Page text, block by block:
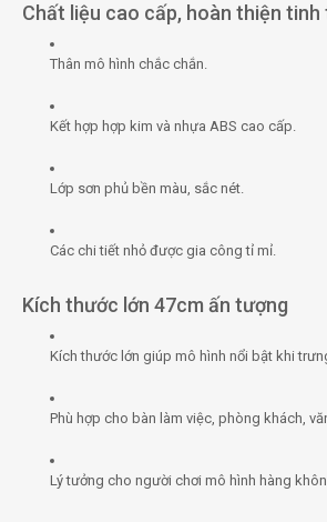
Chất liệu cao cấp, hoàn thiện tinh
Thân mô hình chắc chắn.
Kết hợp hợp kim và nhựa ABS cao cấp.
Lớp sơn phủ bền màu, sắc nét.
Các chi tiết nhỏ được gia công tỉ mỉ.
Kích thước lớn 47cm ấn tượng
Kích thước lớn giúp mô hình nổi bật khi
Phù hợp cho bàn làm việc, phòng khách,
Lý tưởng cho người chơi mô hình hàng